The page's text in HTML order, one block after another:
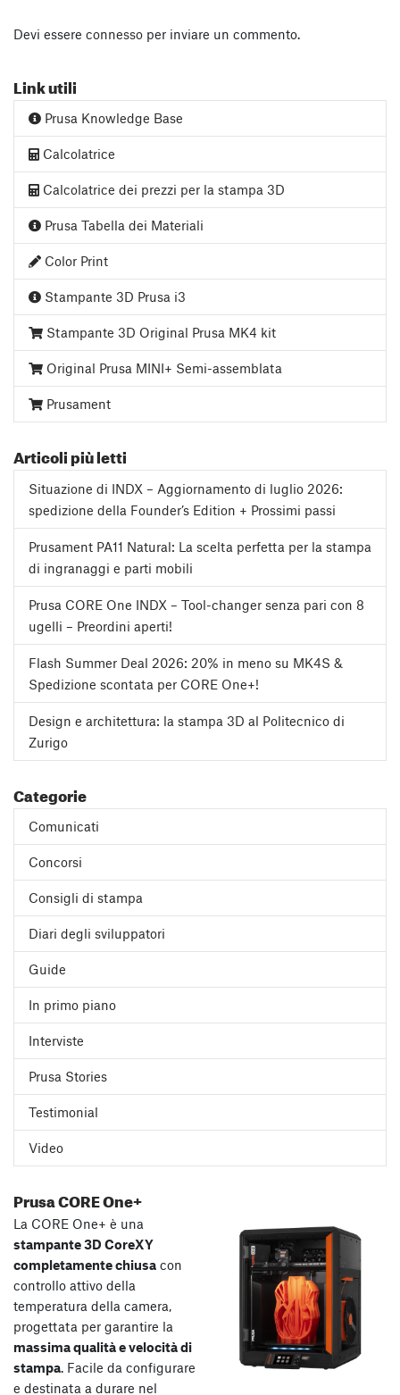
Devi essere connesso per inviare un commento.
Link utili
Prusa Knowledge Base
Calcolatrice
Calcolatrice dei prezzi per la stampa 3D
Prusa Tabella dei Materiali
Color Print
Stampante 3D Prusa i3
Stampante 3D Original Prusa MK4 kit
Original Prusa MINI+ Semi-assemblata
Prusament
Articoli più letti
Situazione di INDX – Aggiornamento di luglio 2026:
spedizione della Founder’s Edition + Prossimi passi
Prusament PA11 Natural: La scelta perfetta per la stampa
di ingranaggi e parti mobili
Prusa CORE One INDX – Tool-changer senza pari con 8
ugelli – Preordini aperti!
Flash Summer Deal 2026: 20% in meno su MK4S &
Spedizione scontata per CORE One+!
Design e architettura: la stampa 3D al Politecnico di
Zurigo
Categorie
Comunicati
Concorsi
Consigli di stampa
Diari degli sviluppatori
Guide
In primo piano
Interviste
Prusa Stories
Testimonial
Video
Prusa CORE One+
La CORE One+ è una
stampante 3D CoreXY
completamente chiusa con
controllo attivo della
temperatura della camera,
progettata per garantire la
massima qualità e velocità di
stampa. Facile da configurare
e destinata a durare nel